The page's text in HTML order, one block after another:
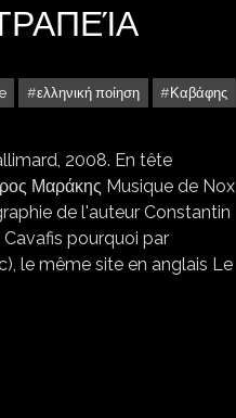
ελληνική ποίηση Καβάφης
2008. En tête
Μαράκης Musique de Nox
de l'auteur Constantin
pourquoi par
le même site en anglais Le